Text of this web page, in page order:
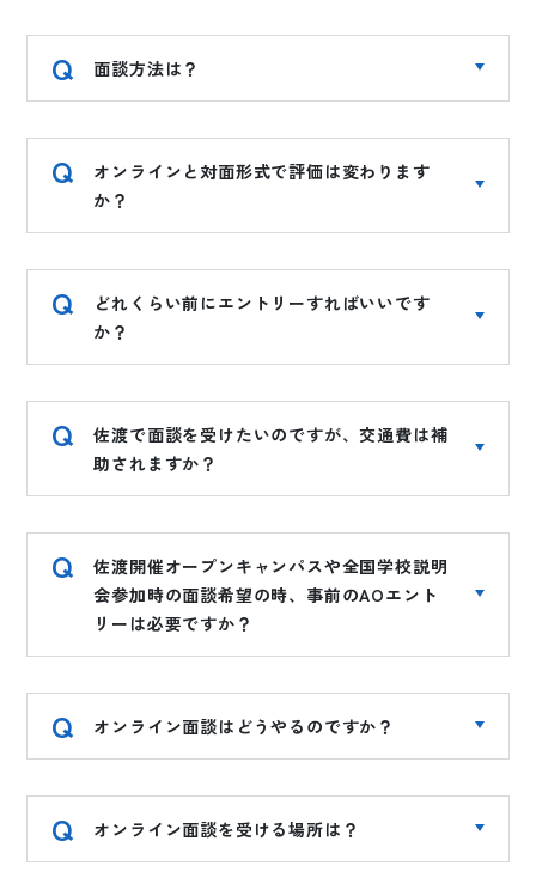
面談方法は？
オンラインと対面形式で評価は変わります
か？
どれくらい前にエントリーすればいいです
か？
佐渡で面談を受けたいのですが、交通費は補
助されますか？
佐渡開催オープンキャンパスや全国学校説明
会参加時の面談希望の時、事前のAOエント
リーは必要ですか？
オンライン面談はどうやるのですか？
オンライン面談を受ける場所は？